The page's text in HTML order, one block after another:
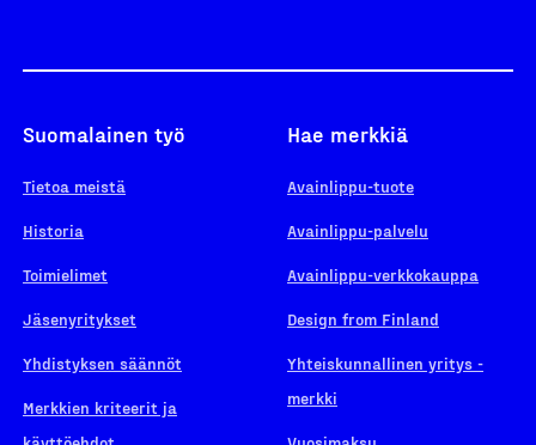
Suomalainen työ
Tietoa meistä
Historia
Toimielimet
Jäsenyritykset
Yhdistyksen säännöt
Merkkien kriteerit ja
Hae merkkiä
Avainlippu-tuote
Avainlippu-palvelu
Avainlippu-verkkokauppa
Design from Finland
Yhteiskunnallinen yritys -
merkki